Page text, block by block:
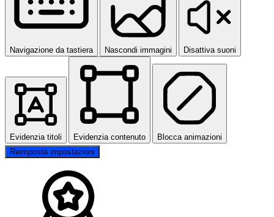
Navigazione da tastiera Nascondi immagini Disattiva suoni
Evidenzia titoli Evidenzia contenuto
Blocca animazioni
Reimposta impostazioni